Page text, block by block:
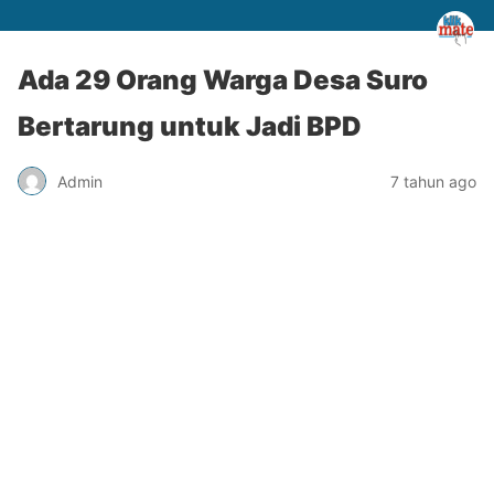
Ada 29 Orang Warga Desa Suro
Bertarung untuk Jadi BPD
Admin 7 tahun ago